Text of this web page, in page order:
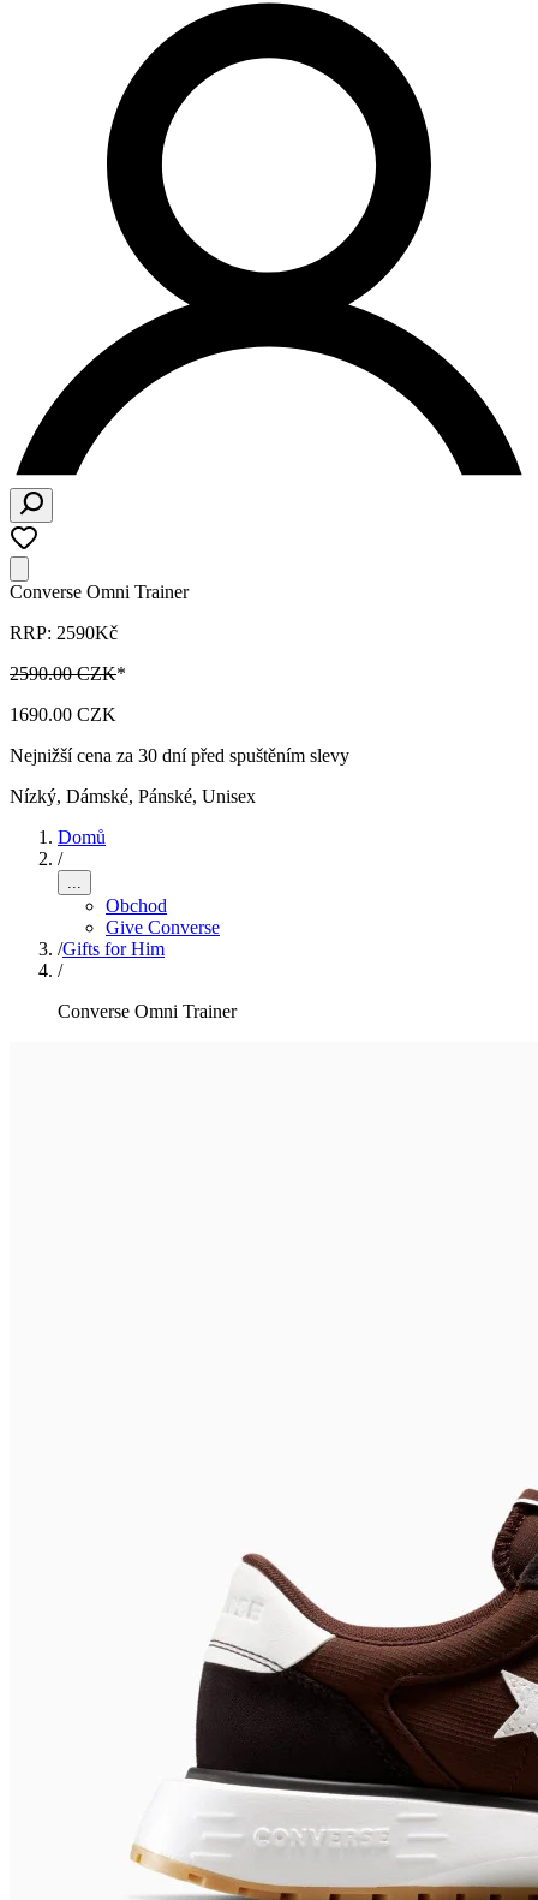
Converse Omni Trainer
RRP: 2590Kč
2590.00 CZK*
1690.00 CZK
Nejnižší cena za 30 dní před spuštěním slevy
Nízký, Dámské, Pánské, Unisex
Domů
/
...
Obchod
Give Converse
/Gifts for Him
/
Converse Omni Trainer